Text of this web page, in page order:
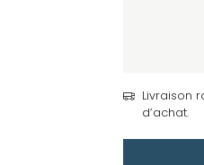
Livraison
d’achat.